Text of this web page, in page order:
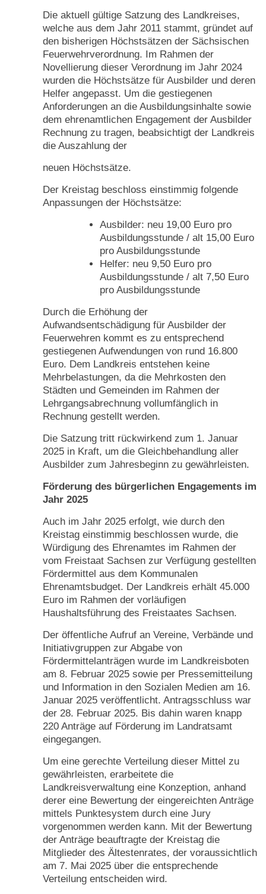
Die aktuell gültige Satzung des Landkreises,
welche aus dem Jahr 2011 stammt, gründet auf
den bisherigen Höchstsätzen der Sächsischen
Feuerwehrverordnung. Im Rahmen der
Novellierung dieser Verordnung im Jahr 2024
wurden die Höchstsätze für Ausbilder und deren
Helfer angepasst. Um die gestiegenen
Anforderungen an die Ausbildungsinhalte sowie
dem ehrenamtlichen Engagement der Ausbilder
Rechnung zu tragen, beabsichtigt der Landkreis
die Auszahlung der
neuen Höchstsätze.
Der Kreistag beschloss einstimmig folgende
Anpassungen der Höchstsätze:
Ausbilder: neu 19,00 Euro pro
Ausbildungsstunde / alt 15,00 Euro
pro Ausbildungsstunde
Helfer: neu 9,50 Euro pro
Ausbildungsstunde / alt 7,50 Euro
pro Ausbildungsstunde
Durch die Erhöhung der
Aufwandsentschädigung für Ausbilder der
Feuerwehren kommt es zu entsprechend
gestiegenen Aufwendungen von rund 16.800
Euro. Dem Landkreis entstehen keine
Mehrbelastungen, da die Mehrkosten den
Städten und Gemeinden im Rahmen der
Lehrgangsabrechnung vollumfänglich in
Rechnung gestellt werden.
Die Satzung tritt rückwirkend zum 1. Januar
2025 in Kraft, um die Gleichbehandlung aller
Ausbilder zum Jahresbeginn zu gewährleisten.
Förderung des bürgerlichen Engagements im
Jahr 2025
Auch im Jahr 2025 erfolgt, wie durch den
Kreistag einstimmig beschlossen wurde, die
Würdigung des Ehrenamtes im Rahmen der
vom Freistaat Sachsen zur Verfügung gestellten
Fördermittel aus dem Kommunalen
Ehrenamtsbudget. Der Landkreis erhält 45.000
Euro im Rahmen der vorläufigen
Haushaltsführung des Freistaates Sachsen.
Der öffentliche Aufruf an Vereine, Verbände und
Initiativgruppen zur Abgabe von
Fördermittelanträgen wurde im Landkreisboten
am 8. Februar 2025 sowie per Pressemitteilung
und Information in den Sozialen Medien am 16.
Januar 2025 veröffentlicht. Antragsschluss war
der 28. Februar 2025. Bis dahin waren knapp
220 Anträge auf Förderung im Landratsamt
eingegangen.
Um eine gerechte Verteilung dieser Mittel zu
gewährleisten, erarbeitete die
Landkreisverwaltung eine Konzeption, anhand
derer eine Bewertung der eingereichten Anträge
mittels Punktesystem durch eine Jury
vorgenommen werden kann. Mit der Bewertung
der Anträge beauftragte der Kreistag die
Mitglieder des Ältestenrates, der voraussichtlich
am 7. Mai 2025 über die entsprechende
Verteilung entscheiden wird.